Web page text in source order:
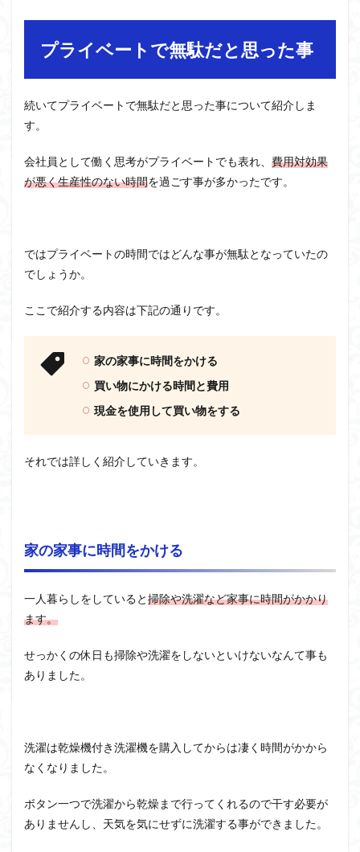
プライベートで無駄だと思った事
続いてプライベートで無駄だと思った事について紹介しま
す。
会社員として働く思考がプライベートでも表れ、 費用対効果
が悪く生産性のない時間を過ごす事が多かったです。
ではプライベートの時間ではどんな事が無駄となっていたの
でしょうか。
ここで紹介する内容は下記の通りです。
家の家事に時間をかける
買い物にかける時間と費用
現金を使用して買い物をする
それでは詳しく紹介していきます。
家の家事に時間をかける
一人暮らしをしていると掃除や洗濯など家事に時間がかかり
ます。
せっかくの休日も掃除や洗濯をしないといけないなんて事も
ありました。
洗濯は乾燥機付き洗濯機を購入してからは凄く時間がかから
なくなりました。
ボタン一つで洗濯から乾燥まで行ってくれるので干す必要が
ありませんし、天気を気にせずに洗濯する事ができました。